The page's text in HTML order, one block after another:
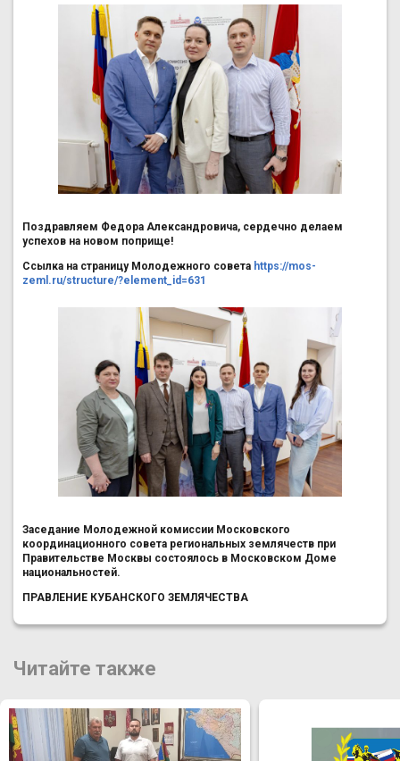
Поздравляем Федора Александровича, сердечно делаем
успехов на новом поприще!
Ссылка на страницу Молодежного совета https://mos-
zeml.ru/structure/?element_id=631
Заседание Молодежной комиссии Московского
координационного совета региональных землячеств при
Правительстве Москвы состоялось в Московском Доме
национальностей.
ПРАВЛЕНИЕ КУБАНСКОГО ЗЕМЛЯЧЕСТВА
Читайте также